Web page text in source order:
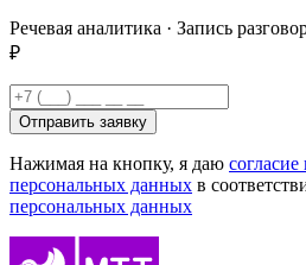
Речевая аналитика · Запись
₽
Отправить заявку
Нажимая на кнопку, я даю
персональных данных в
персональных данных